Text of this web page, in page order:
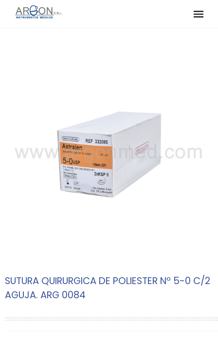
SUTURA QUIRURGICA DE POLIESTER Nº 5-0 C/2
AGUJA. ARG 0084